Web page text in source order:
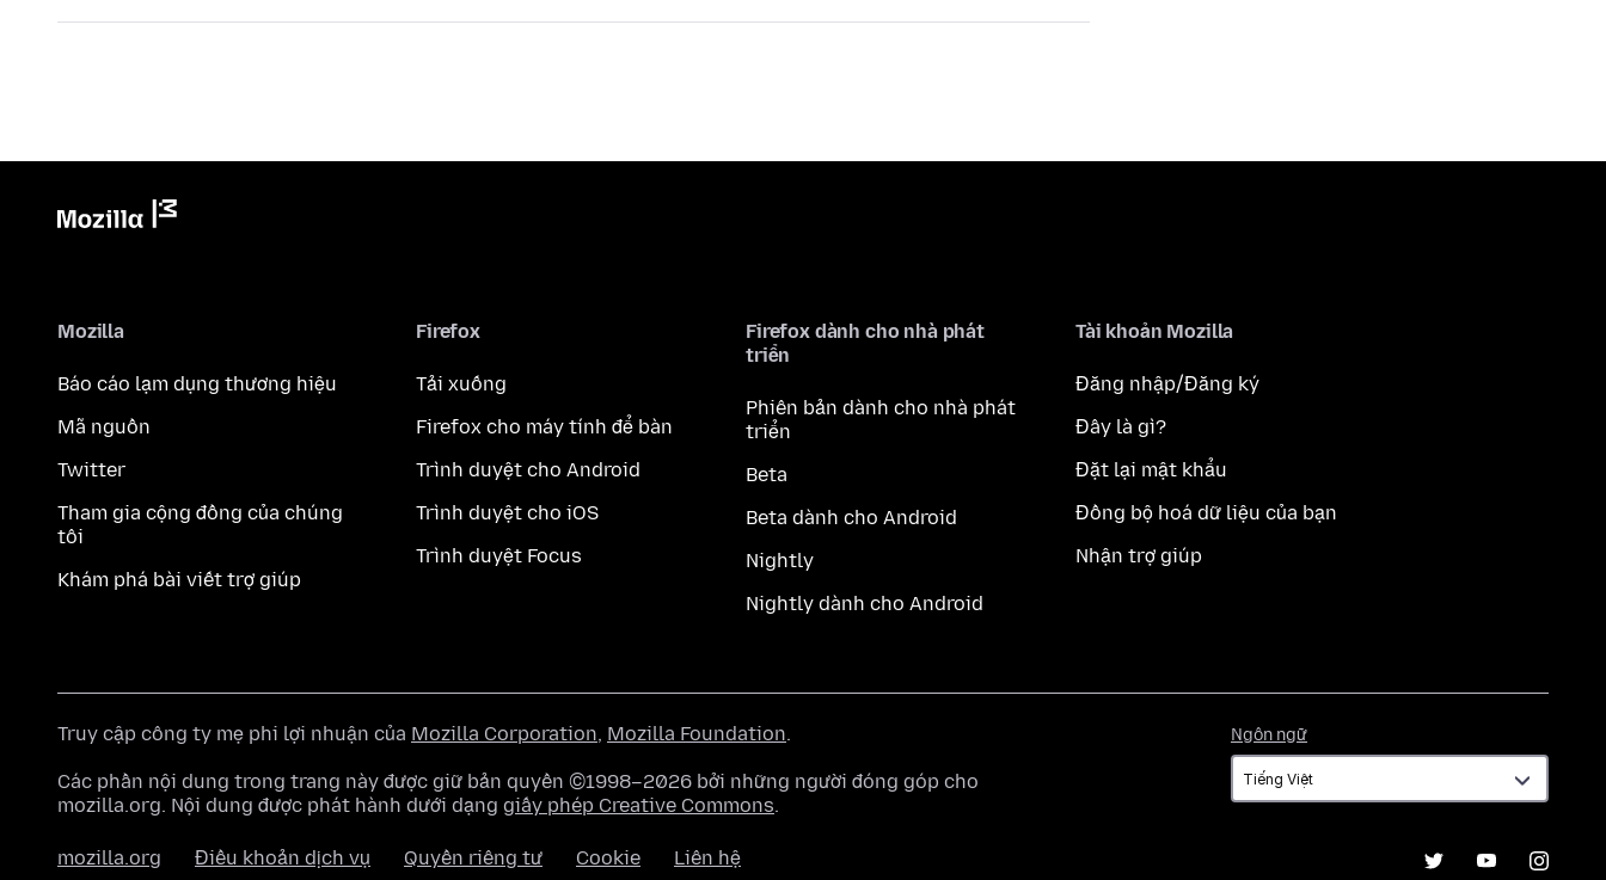
Mozilla
Báo cáo lạm dụng thương hiệu
Mã nguồn
Twitter
Tham gia cộng đồng của chúng
tôi
Khám phá bài viết trợ giúp
Firefox
Tải xuống
Firefox cho máy tính để bàn
Trình duyệt cho Android
Trình duyệt cho iOS
Trình duyệt Focus
Firefox dành cho nhà phát
triển
Phiên bản dành cho nhà phát
triển
Beta
Beta dành cho Android
Nightly
Nightly dành cho Android
Tài khoản Mozilla
Đăng nhập/Đăng ký
Đây là gì?
Đặt lại mật khẩu
Đồng bộ hoá dữ liệu của bạn
Nhận trợ giúp
Ngôn ngữ
ngữ
Truy cập công ty mẹ phi lợi nhuận của Mozilla Corporation, Mozilla Foundation.
Các phần nội dung trong trang này được giữ bản quyền ©1998–2026 bởi những người đóng góp cho
mozilla.org. Nội dung được phát hành dưới dạng giấy phép Creative Commons.
mozilla.org Điều khoản dịch vụ Quyền riêng tư Cookie Liên hệ